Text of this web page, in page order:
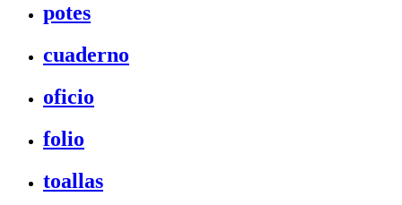
potes
cuaderno
oficio
folio
toallas